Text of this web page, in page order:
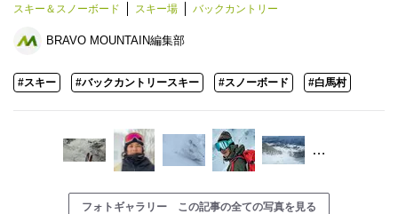
スキー＆スノーボード スキー場 バックカントリー
BRAVO MOUNTAIN編集部
#スキー #バックカントリースキー #スノーボード #白馬村
…
フォトギャラリー この記事の全ての写真を見る